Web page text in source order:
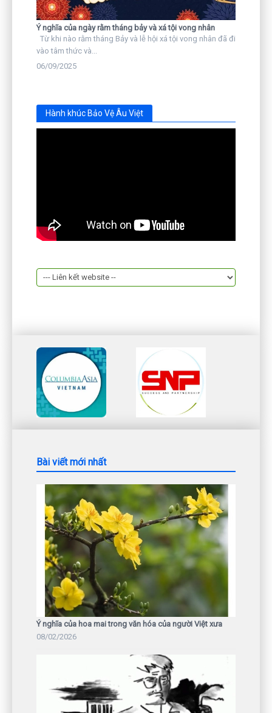
Ý nghĩa của ngày rằm tháng bảy và xá tội vong nhân
Từ khi nào rằm tháng Bảy và lễ hội xá tội vong nhân đã đi
vào tâm thức và...
06/09/2025
Hành khúc Bảo Vệ Âu Việt
Bài viết mới nhất
Ý nghĩa của hoa mai trong văn hóa của người Việt xưa
08/02/2026